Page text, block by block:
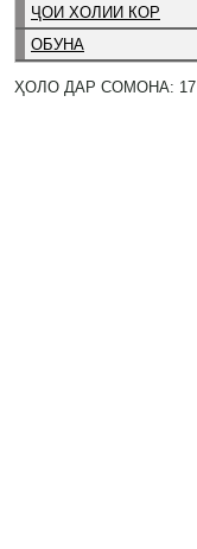
ҶОИ ХОЛИИ КОР
ОБУНА
ҲОЛО ДАР СОМОНА: 17